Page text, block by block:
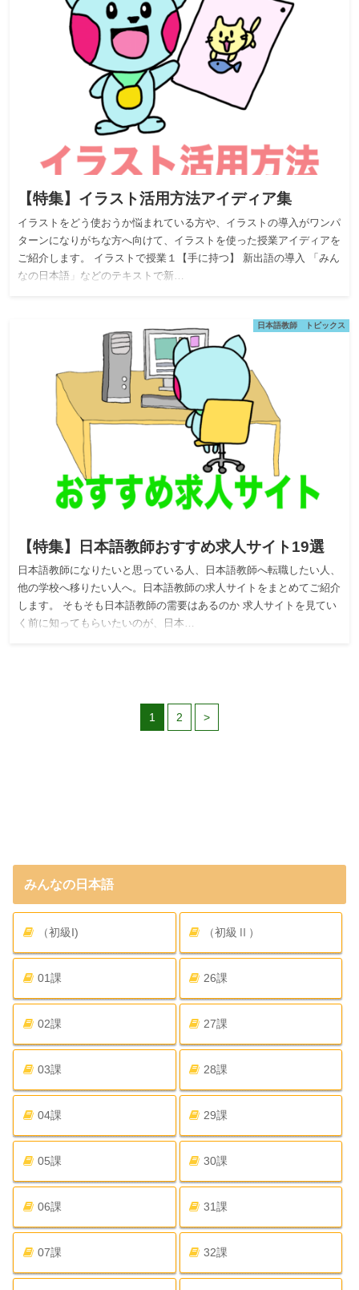
【特集】イラスト活用方法アイディア集
イラストをどう使おうか悩まれている方や、イラストの導入がワンパ
ターンになりがちな方へ向けて、イラストを使った授業アイディアを
ご紹介します。 イラストで授業１【手に持つ】 新出語の導入 「みん
なの日本語」などのテキストで新…
日本語教師 トピックス
【特集】日本語教師おすすめ求人サイト19選
日本語教師になりたいと思っている人、日本語教師へ転職したい人、
他の学校へ移りたい人へ。日本語教師の求人サイトをまとめてご紹介
します。 そもそも日本語教師の需要はあるのか 求人サイトを見てい
く前に知ってもらいたいのが、日本…
1 2 >
みんなの日本語
（初級I) （初級Ⅱ）
01課 26課
02課 27課
03課 28課
04課 29課
05課 30課
06課 31課
07課 32課